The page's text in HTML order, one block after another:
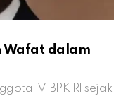
Wafat dalam
IV BPK RI sejak